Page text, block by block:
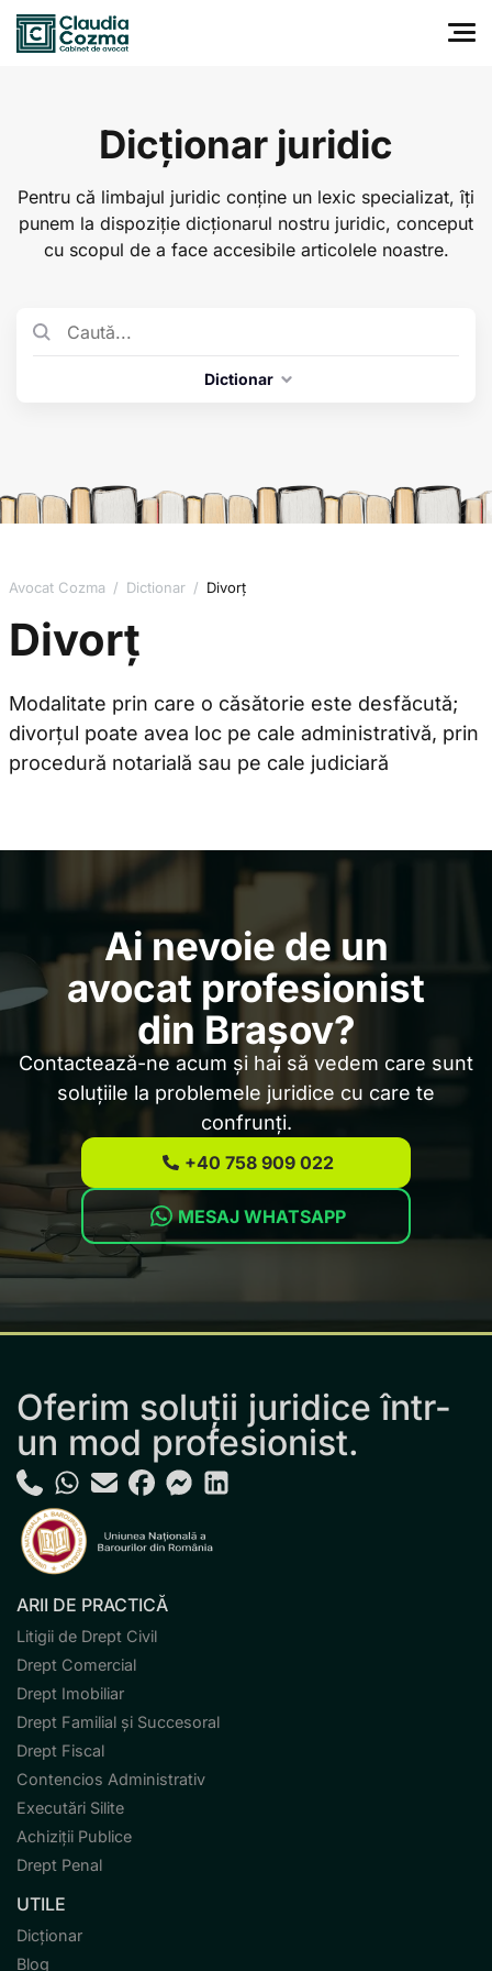
Dicționar juridic
Pentru că limbajul juridic conține un lexic specializat, îți
punem la dispoziție dicționarul nostru juridic, conceput
cu scopul de a face accesibile articolele noastre.
Dictionar
Avocat Cozma / Dictionar / Divorț
Divorț
Modalitate prin care o căsătorie este desfăcută;
divorțul poate avea loc pe cale administrativă, prin
procedură notarială sau pe cale judiciară
Ai nevoie de un
avocat profesionist
din Brașov?
Contactează-ne acum și hai să vedem care sunt
soluțiile la problemele juridice cu care te
confrunți.
+40 758 909 022
MESAJ WHATSAPP
Oferim soluții juridice într-
un mod profesionist.
ARII DE PRACTICĂ
Litigii de Drept Civil
Drept Comercial
Drept Imobiliar
Drept Familial și Succesoral
Drept Fiscal
Contencios Administrativ
Executări Silite
Achiziții Publice
Drept Penal
UTILE
Dicționar
Blog